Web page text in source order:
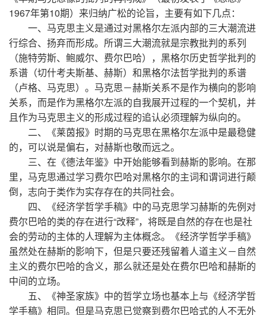
1967年第10期）来归纳广松的论旨，主要有如下几点：
一、马克思主义是通过对黑格尔左派内部的三大潮流进
行综合、扬弃而形成。所谓三大潮流就是宗教批判的系列
（施特劳斯、鲍威尔、费尔巴哈），黑格尔历史哲学批判的
系谱（切什考夫斯基、赫斯）和黑格尔法哲学批判的系谱
（卢格、马克思）。马克思－赫斯关系不是作为横向的影响
关系，而是作为黑格尔左派的自我展开过程的一个契机，并
且作为马克思主义的形成过程的追认必须理解为纵向的。
二、《莱茵报》时期的马克思在黑格尔左派中是最稳健
的，可以说是偏右，对赫斯也敬而远之。
三、在《德法年鉴》中开始能够看到赫斯的影响。在那
里，马克思通过学习费尔巴哈对黑格尔的主词和谓词进行颠
倒，志向于类作为实存存在的共同社会。
四、《经济学哲学手稿》中的马克思学习赫斯的先例对
费尔巴哈的类的存在进行“改释”，将既是自然的存在也是社
会的劳动的主体的人理解为主体概念。《经济学哲学手稿》
虽然处在赫斯的影响下，但是只要还残留着人道主义－自然
主义的费尔巴哈的含义，那么就还是处在费尔巴哈和赫斯的
中间的立场。
五、《神圣家族》中的哲学立场也基本上与《经济学哲
学手稿》相同。但是马克思已觉察到费尔巴哈式的人不无外